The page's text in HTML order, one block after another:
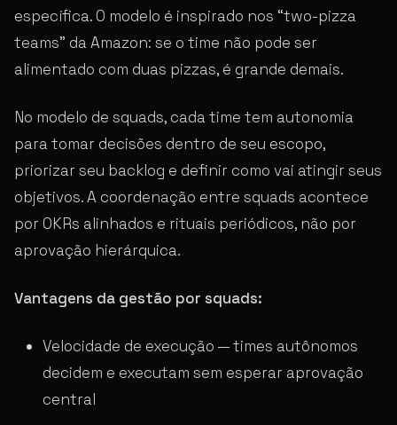
específica. O modelo é inspirado nos “two-pizza
teams” da Amazon: se o time não pode ser
alimentado com duas pizzas, é grande demais.
No modelo de squads, cada time tem autonomia
para tomar decisões dentro de seu escopo,
priorizar seu backlog e definir como vai atingir seus
objetivos. A coordenação entre squads acontece
por OKRs alinhados e rituais periódicos, não por
aprovação hierárquica.
Vantagens da gestão por squads:
Velocidade de execução — times autônomos
decidem e executam sem esperar aprovação
central